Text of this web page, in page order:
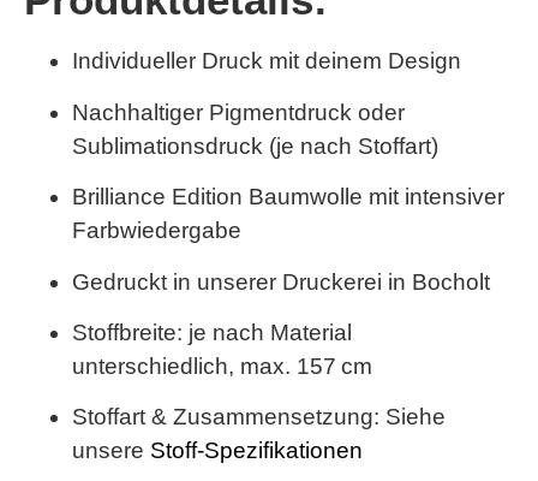
Individueller Druck mit deinem Design
Nachhaltiger Pigmentdruck oder
Sublimationsdruck (je nach Stoffart)
Brilliance Edition Baumwolle mit intensiver
Farbwiedergabe
Gedruckt in unserer Druckerei in Bocholt
Stoffbreite: je nach Material
unterschiedlich, max. 157 cm
Stoffart & Zusammensetzung: Siehe
unsere Stoff-Spezifikationen